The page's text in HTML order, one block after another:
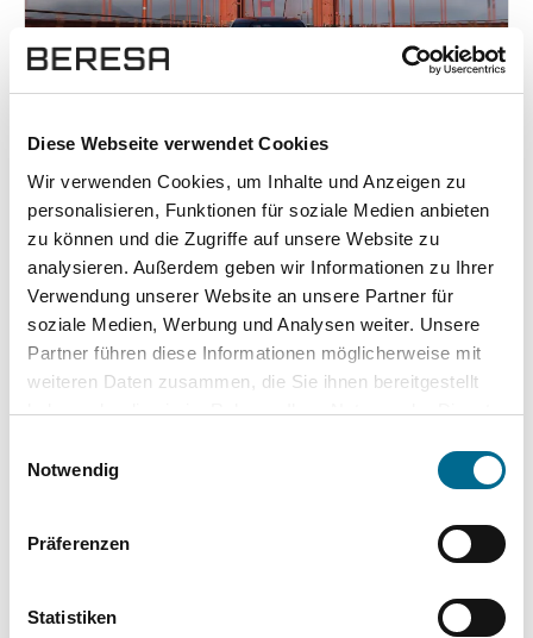
Diese Webseite verwendet Cookies
Wir verwenden Cookies, um Inhalte und Anzeigen zu
personalisieren, Funktionen für soziale Medien anbieten
zu können und die Zugriffe auf unsere Website zu
analysieren. Außerdem geben wir Informationen zu Ihrer
Verwendung unserer Website an unsere Partner für
soziale Medien, Werbung und Analysen weiter. Unsere
Partner führen diese Informationen möglicherweise mit
weiteren Daten zusammen, die Sie ihnen bereitgestellt
haben oder die sie im Rahmen Ihrer Nutzung der Dienste
Cookies, wenn Sie unsere Webseite weiterhin nutzen.
Notwendig
Präferenzen
Statistiken
Mercedes-Benz treibt autonomes Fahren
weiter voran: Nächster Meilenstein für
Deutschland
Mercedes-Benz setzt seine Rolle als Vorreiter im
Bereich des automatisierten Fahrens konsequent
fort. Mit der Genehmigung für ein neues
hochautomatisiertes Fahrsystem in Deutschland
sowie weiteren Innovationen rund um den DRIVE